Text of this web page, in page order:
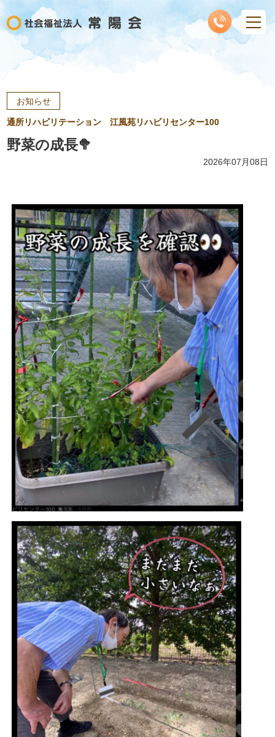
お知らせ
通所リハビリテーション 江風苑リハビリセンター100
野菜の成長🥦
2026年07月08日